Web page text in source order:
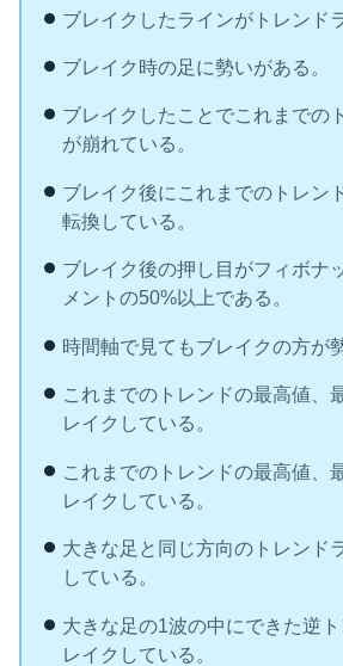
ブレイクしたラインがトレンド
ブレイク時の足に勢いがある。
ブレイクしたことでこれまでの
が崩れている。
ブレイク後にこれまでのトレン
転換している。
ブレイク後の押し目がフィボナ
メントの50%以上である。
時間軸で見てもブレイクの方が
これまでのトレンドの最高値、
レイクしている。
これまでのトレンドの最高値、
レイクしている。
大きな足と同じ方向のトレンド
している。
大きな足の1波の中にできた逆
レイクしている。